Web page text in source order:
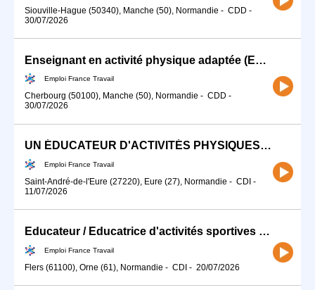
Siouville-Hague (50340), Manche (50), Normandie - CDD -
30/07/2026
Enseignant en activité physique adaptée (EAPA) (H/F)
Emploi France Travail
Cherbourg (50100), Manche (50), Normandie - CDD -
30/07/2026
UN ÉDUCATEUR D'ACTIVITÉS PHYSIQUES ADAPTÉES - CDI (27) (H/F)
Emploi France Travail
Saint-André-de-l'Eure (27220), Eure (27), Normandie - CDI -
11/07/2026
Educateur / Educatrice d'activités sportives (H/F)
Emploi France Travail
Flers (61100), Orne (61), Normandie - CDI - 20/07/2026